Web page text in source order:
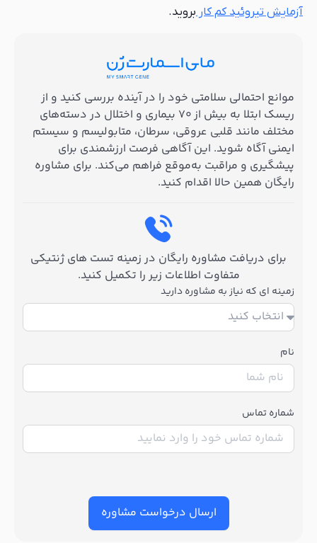
آزمایش تیروئید کم کاربروید.
موانع احتمالی سلامتی خود را در آینده بررسی کنید و از
ریسک ابتلا به بیش از ۷۰ بیماری و اختلال در دسته‌های
مختلف مانند قلبی عروقی، سرطان، متابولیسم و سیستم
ایمنی آگاه شوید. این آگاهی فرصت ارزشمندی برای
پیشگیری و مراقبت به‌موقع فراهم می‌کند. برای مشاوره
رایگان همین حالا اقدام کنید.
برای دریافت مشاوره رایگان در زمینه تست های ژنتیکی
متفاوت اطلاعات زیر را تکمیل کنید.
زمینه ای که نیاز به مشاوره دارید
نام
شماره تماس
ارسال درخواست مشاوره